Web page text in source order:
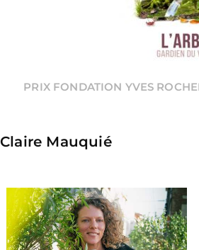
PRIX FONDATION YVES
Claire Mauquié​